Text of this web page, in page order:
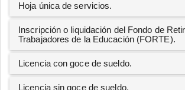
Hoja única de servicios.
Inscripción o liquidación del Fondo de
Trabajadores de la Educación (FORTE).
Licencia con goce de sueldo.
Licencia sin goce de sueldo.